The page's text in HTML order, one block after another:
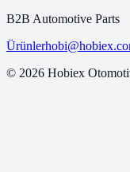
B2B Automotive Parts
Ürünler
© 2026 Hobiex